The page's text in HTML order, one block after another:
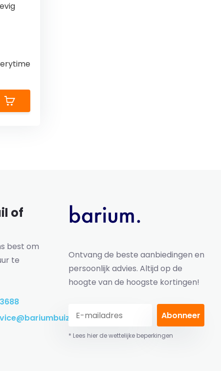
of
best om
te
Ontvang de beste aanbiedingen en
persoonlijk advies. Altijd op de
hoogte van de hoogste kortingen!
Abonneer
* Lees hier de wettelijke beperkingen